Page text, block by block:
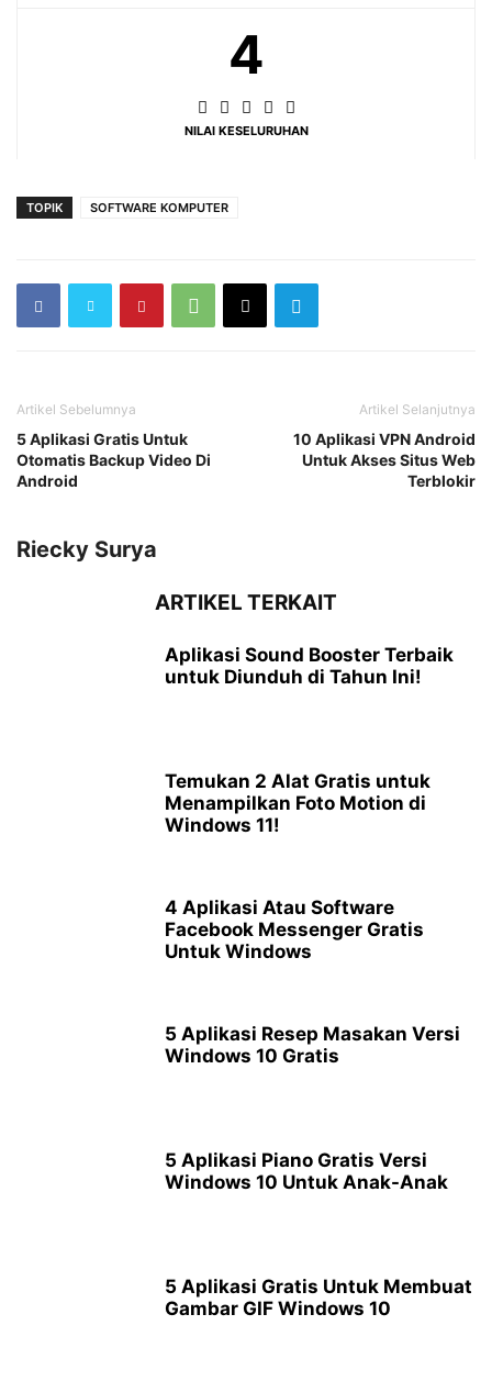
4
NILAI KESELURUHAN
TOPIK SOFTWARE KOMPUTER
Artikel Sebelumnya
5 Aplikasi Gratis Untuk
Otomatis Backup Video Di
Android
Artikel Selanjutnya
10 Aplikasi VPN Android
Untuk Akses Situs Web
Terblokir
Riecky Surya
ARTIKEL TERKAIT
Aplikasi Sound Booster Terbaik
untuk Diunduh di Tahun Ini!
Temukan 2 Alat Gratis untuk
Menampilkan Foto Motion di
Windows 11!
4 Aplikasi Atau Software
Facebook Messenger Gratis
Untuk Windows
5 Aplikasi Resep Masakan Versi
Windows 10 Gratis
5 Aplikasi Piano Gratis Versi
Windows 10 Untuk Anak-Anak
5 Aplikasi Gratis Untuk Membuat
Gambar GIF Windows 10